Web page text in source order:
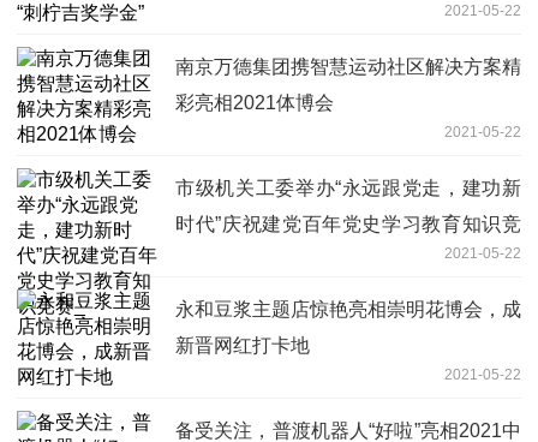
2021-05-22
南京万德集团携智慧运动社区解决方案精
彩亮相2021体博会
2021-05-22
市级机关工委举办“永远跟党走，建功新
时代”庆祝建党百年党史学习教育知识竞
2021-05-22
永和豆浆主题店惊艳亮相崇明花博会，成
新晋网红打卡地
2021-05-22
备受关注，普渡机器人“好啦”亮相2021中